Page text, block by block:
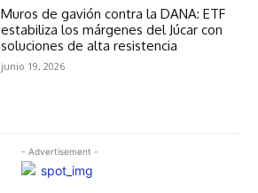
Muros de gavión contra la DANA: ETF
estabiliza los márgenes del Júcar con
soluciones de alta resistencia
junio 19, 2026
- Advertisement -